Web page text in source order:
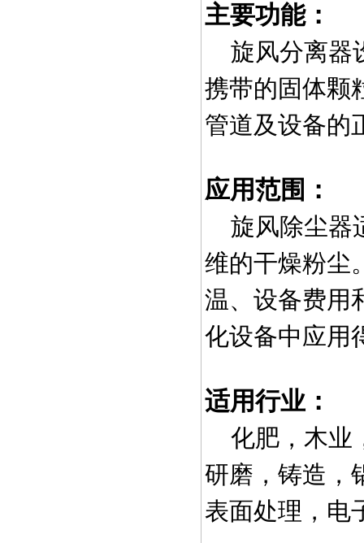
主要功能：
旋风分离器
携带的固体颗
管道及设备的
应用范围：
旋风除尘器
维的干燥粉尘
温、设备费用
化设备中应用
适用行业：
化肥，木业
研磨，铸造，
表面处理，电